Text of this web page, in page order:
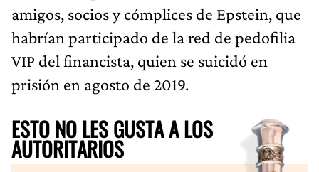
amigos, socios y cómplices de Epstein, que
habrían participado de la red de pedofilia
VIP del financista, quien se suicidó en
prisión en agosto de 2019.
ESTO NO LES GUSTA A LOS
AUTORITARIOS